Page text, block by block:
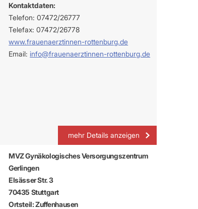
Kontaktdaten:
Telefon: 07472/26777
Telefax: 07472/26778
www.frauenaerztinnen-rottenburg.de
Email:info@frauenaerztinnen-rottenburg.de
mehr Details anzeigen
MVZ Gynäkologisches Versorgungszentrum
Gerlingen
Elsässer Str. 3
70435 Stuttgart
Ortsteil: Zuffenhausen